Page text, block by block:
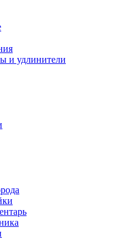
и удлинители